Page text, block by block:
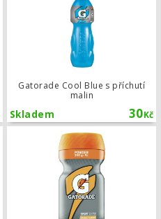
Gatorade Cool Blue s příchutí
malin
30Kč
Skladem
Nápoj v prášku Gatorade Lemon